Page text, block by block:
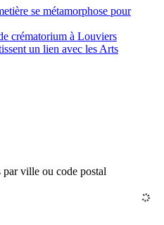
se métamorphose pour
crématorium à Louviers
un lien avec les Arts
par ville ou code postal